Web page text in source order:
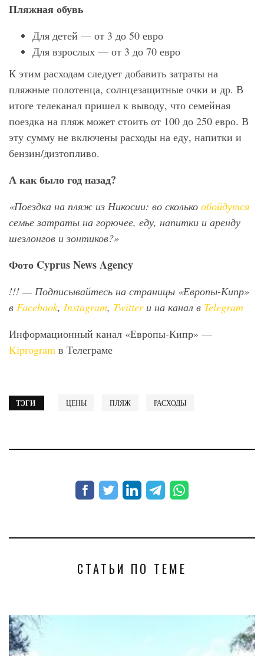
Пляжная обувь
Для детей — от 3 до 50 евро
Для взрослых — от 3 до 70 евро
К этим расходам следует добавить затраты на
пляжные полотенца, солнцезащитные очки и др. В
итоге телеканал пришел к выводу, что семейная
поездка на пляж может стоить от 100 до 250 евро. В
эту сумму не включены расходы на еду, напитки и
бензин/дизтопливо.
А как было год назад?
«Поездка на пляж из Никосии: во сколько обойдутся
семье затраты на горючее, еду, напитки и аренду
шезлонгов и зонтиков?»
Фото CyprusNewsAgency
!!! — Подписывайтесь на страницы «Европы-Кипр»
в Facebook, Instagram, Twitterи на канал в Telegram
Информационный канал «Европы-Кипр» —
Kiprogram в Телеграме
ТЭГИ ЦЕНЫ ПЛЯЖ РАСХОДЫ
СТАТЬИ ПО ТЕМЕ